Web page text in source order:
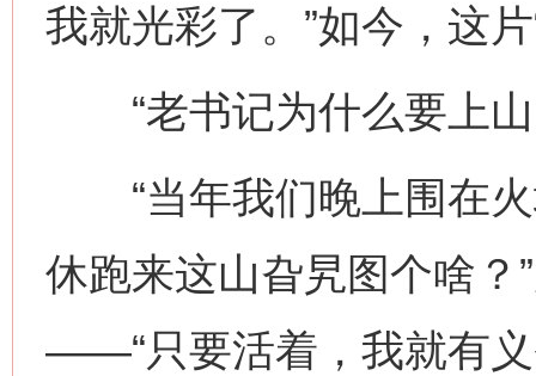
我就光彩了。”如今，这
“老书记为什么要上山‘
“当年我们晚上围在火
休跑来这山旮旯图个啥？
——“只要活着，我就有